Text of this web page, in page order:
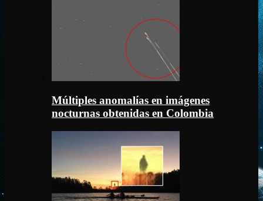
Múltiples anomalías en imágenes
nocturnas obtenidas en Colombia